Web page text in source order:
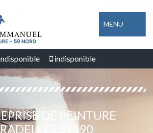
MENU
indisponible
DE PEINTURE
59190